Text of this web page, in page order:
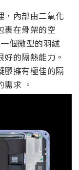
，內部由二氧化
裹在骨架的空
個微型的羽絨
的隔熱能力。
膠擁有極佳的隔
求 。